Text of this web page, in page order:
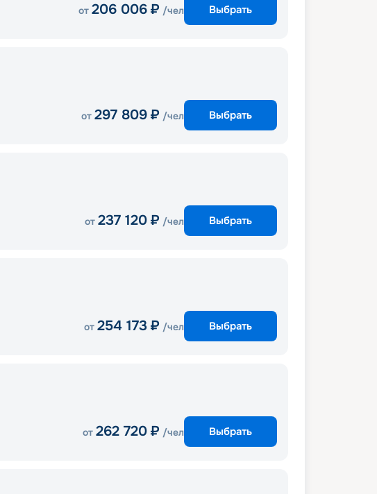
от 206 006 ₽ /чел Выбрать
от 297 809 ₽ /чел Выбрать
от 237 120 ₽ /чел Выбрать
от 254 173 ₽ /чел Выбрать
от 262 720 ₽ /чел Выбрать